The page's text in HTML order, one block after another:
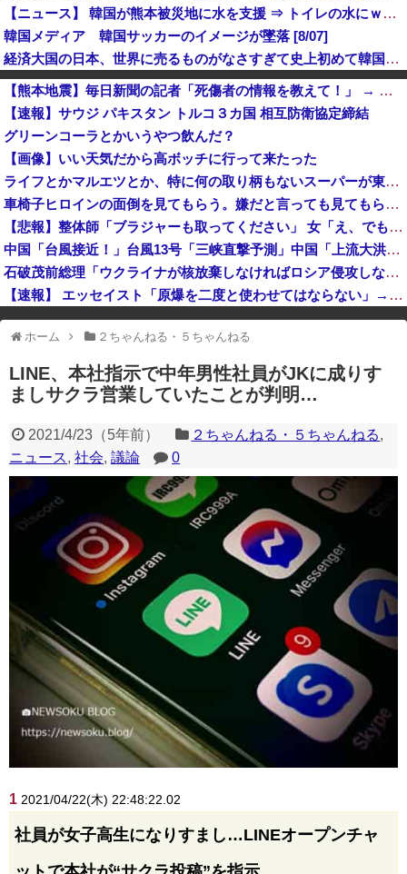
【ニュース】 韓国が熊本被災地に水を支援 ⇒ トイレの水にｗｗｗｗｗｗｗ
韓国メディア 韓国サッカーのイメージが墜落 [8/07]
経済大国の日本、世界に売るものがなさすぎて史上初めて韓国台湾に輸出額抜かされ
ポーランド海軍のコルモランII級掃海艇が国際演習「海風26-2」に参加！
【悲報】Googleのエンジニア「AIで仕事がつまらなくなった」
れいわ新選組、公式グッズ半額セールｗｗｗｗ
SES10年目のワイ、転職するか迷う
【熊本地震】毎日新聞の記者「死傷者の情報を教えて！」 → 企業「個人情報は控えます！」 → 記「年代は？特定につながらないでしょ？教えてよ？教えてよ？」
【速報】サウジ パキスタン トルコ３カ国 相互防衛協定締結
グリーンコーラとかいうやつ飲んだ？
【画像】いい天気だから高ボッチに行って来たった
ライフとかマルエツとか、特に何の取り柄もないスーパーが東京でデカい顔してるの不思議だよな、普通OK行くだろ
車椅子ヒロインの面倒を見てもらう。嫌だと言っても見てもらう その１５
【悲報】整体師「ブラジャーも取ってください」 女「え、でも見えちゃう…」wwww
中国「台風接近！」台風13号「三峡直撃予測」中国「上流大洪水！（三峡上流」中国都市「8/5の映像（動画」三峡ダム「緊急放流（決壊危機」中国「下流大水害（震え声」→
石破茂前総理「ウクライナが核放棄しなければロシア侵攻しなかった」！
【速報】 エッセイスト「原爆を二度と使わせてはならない」→リプ「もちろん中国の核も非難する？」→即ブロック
※アドブロック等の広告非表示プラグインやアドオンを利用している場合、
一部のコンテンツが表示されなくなったり、サイト全体のレイアウトが崩れ
たりする場合があります。
ホーム ２ちゃんねる・５ちゃんねる
LINE、本社指示で中年男性社員がJKに成りす
ましサクラ営業していたことが判明…
2021/4/23（5年前） ２ちゃんねる・５ちゃんねる,
ニュース, 社会, 議論 0
1 2021/04/22(木) 22:48:22.02
社員が女子高生になりすまし…LINEオープンチャ